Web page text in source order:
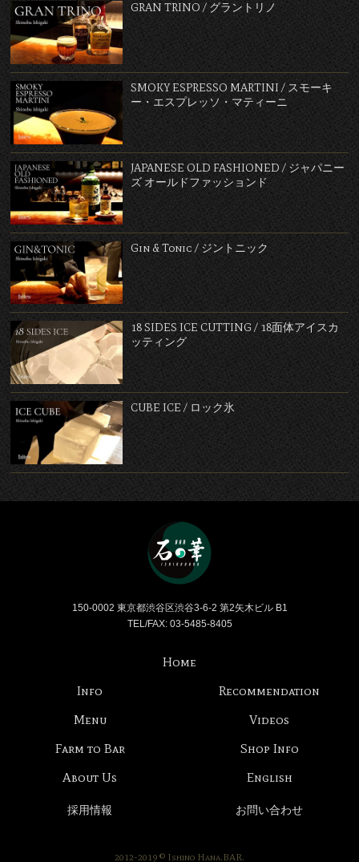
GRAN TRINO / グラントリノ
SMOKY ESPRESSO MARTINI / スモーキ
ー・エスプレッソ・マティーニ
JAPANESE OLD FASHIONED / ジャパニー
ズ オールドファッションド
Gin & Tonic / ジントニック
18 SIDES ICE CUTTING / 18面体アイスカ
ッティング
CUBE ICE / ロック氷
150-0002 東京都渋谷区渋谷3-6-2 第2矢木ビル B1
TEL/FAX: 03-5485-8405
Home
Info
Recommendation
Menu
Videos
Farm to Bar
Shop Info
About Us
English
採用情報 お問い合わせ
2012-2019 © Ishino Hana.BAR.